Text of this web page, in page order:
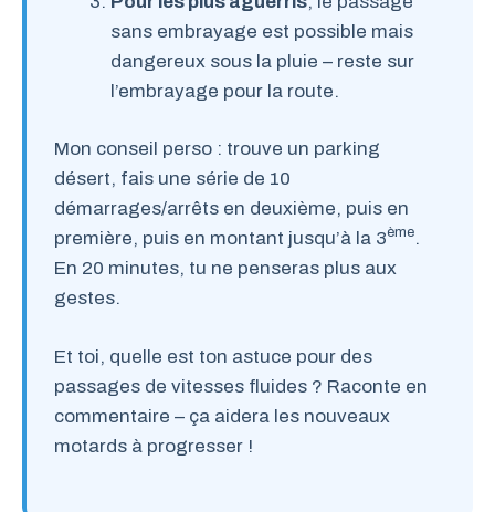
sans embrayage est possible mais
dangereux sous la pluie – reste sur
l’embrayage pour la route.
Mon conseil perso : trouve un parking
désert, fais une série de 10
démarrages/arrêts en deuxième, puis en
première, puis en montant jusqu’à la 3ème.
En 20 minutes, tu ne penseras plus aux
gestes.
Et toi, quelle est ton astuce pour des
passages de vitesses fluides ? Raconte en
commentaire – ça aidera les nouveaux
motards à progresser !